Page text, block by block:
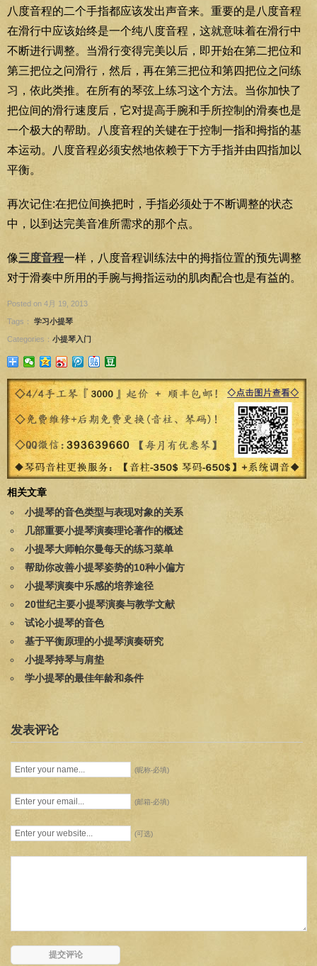
八度音程的二个手指都应该发出声音来。重要的是八度音程
在滑行中应该始终是一个纯八度音程，这就意味着在滑行中
不断进行调整。当滑行变得完美以后，即开始在第二把位和
第三把位之问滑行，然后，再在第三把位和第四把位之问练
习，依此类推。在所有的琴弦上练习这个方法。当你加快了
把位间的滑行速度后，它对提高手腕和手所控制的滑奏也是
一个极大的帮助。八度音程的关键在于控制一指和拇指的基
本运动。八度音程必须安然地依赖于下方手指并由四指加以
平衡。
再次记住:在把位间换把时，手指必须处于不断调整的状态
中，以到达完美音准所需求的那个点。
像三度音程一样，八度音程训练法中的拇指位置的预先调整
对于滑奏中所用的手腕与拇指运动的肌肉配合也是有益的。
Posted on 4月 19, 2013
Tags： 学习小提琴
Categories： 小提琴入门
相关文章
小提琴的音色类型与表现对象的关系
几部重要小提琴演奏理论著作的概述
小提琴大师帕尔曼每天的练习菜单
帮助你改善小提琴姿势的10种小偏方
小提琴演奏中乐感的培养途径
20世纪主要小提琴演奏与教学文献
试论小提琴的音色
基于平衡原理的小提琴演奏研究
小提琴持琴与肩垫
学小提琴的最佳年龄和条件
发表评论
(昵称-必填)
(邮箱-必填)
(可选)